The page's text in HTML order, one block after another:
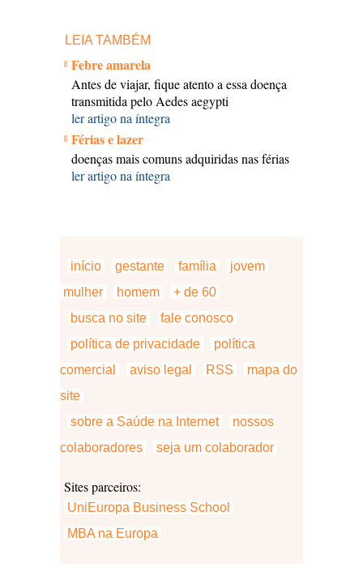
LEIA TAMBÉM
Febre amarela
Antes de viajar, fique atento a essa doença
transmitida pelo Aedes aegypti
ler artigo na íntegra
Férias e lazer
doenças mais comuns adquiridas nas férias
ler artigo na íntegra
início gestante família
jovem
mulher
homem
+ de 60
busca no site
fale conosco
política de privacidade
política
comercial
aviso legal RSS
mapa do
site
sobre a Saúde na Internet
nossos
colaboradores
seja um colaborador
Sites parceiros:
UniEuropa Business School
MBA na Europa